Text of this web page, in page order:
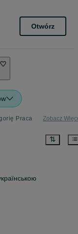
Otwórz
Praca Zobacz